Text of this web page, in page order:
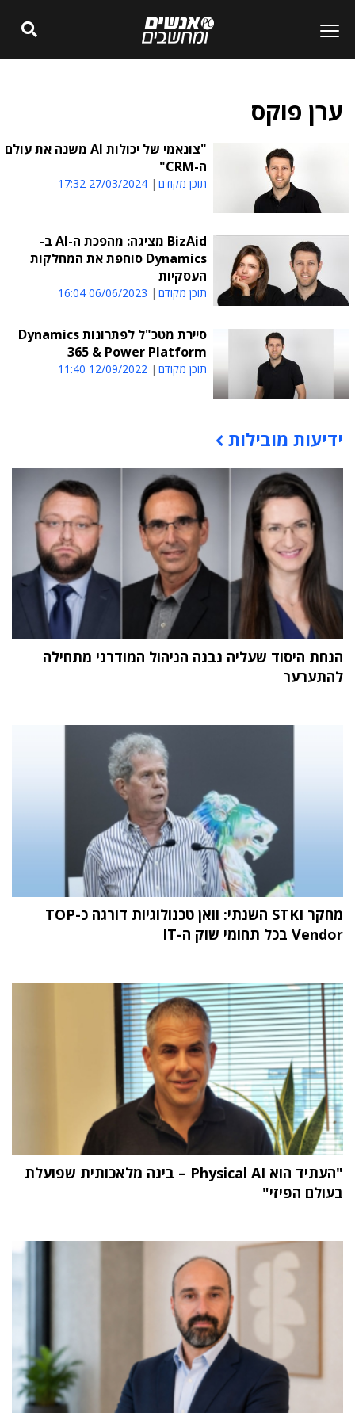
ערן פוקס
"צונאמי של יכולות AI משנה את עולם
ה-CRM"
תוכן מקודם 27/03/2024 17:32
BizAid מציגה: מהפכת ה-AI ב-
Dynamics סוחפת את המחלקות
העסקיות
תוכן מקודם 06/06/2023 16:04
סיירת מטכ"ל לפתרונות Dynamics
365 & Power Platform
תוכן מקודם 12/09/2022 11:40
תוכן פרסומי
ידיעות מובילות
הנחת היסוד שעליה נבנה הניהול המודרני מתחילה
להתערער
מחקר STKI השנתי: וואן טכנולוגיות דורגה כ-TOP
Vendor בכל תחומי שוק ה-IT
"העתיד הוא Physical AI – בינה מלאכותית שפועלת
בעולם הפיזי"